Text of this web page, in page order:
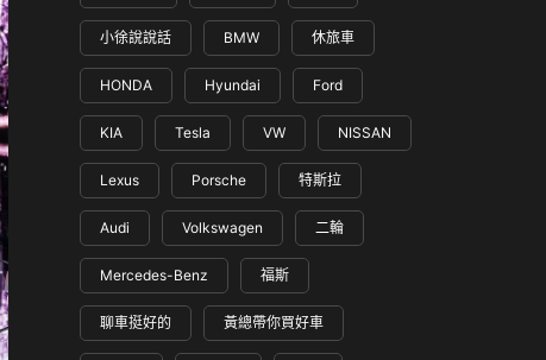
小徐說說話 BMW 休旅車
HONDA Hyundai Ford
KIA Tesla VW NISSAN
Lexus Porsche 特斯拉
Audi Volkswagen 二輪
Mercedes-Benz 福斯
聊車挺好的 黃總帶你買好車